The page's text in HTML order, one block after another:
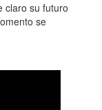
claro su futuro
se